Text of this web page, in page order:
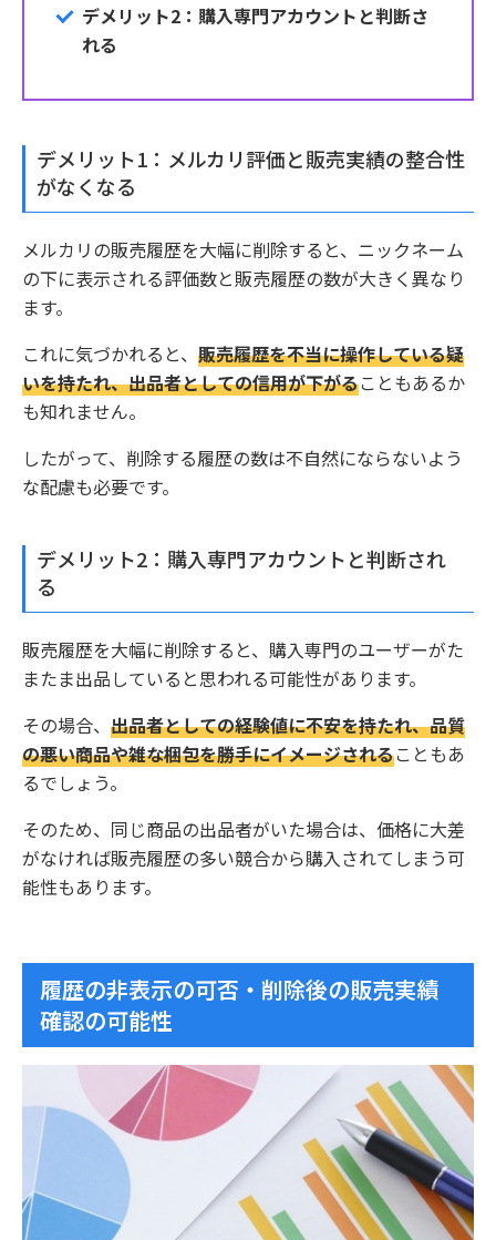
デメリット2：購入専門アカウントと判断さ
れる
デメリット1：メルカリ評価と販売実績の整合性
がなくなる
メルカリの販売履歴を大幅に削除すると、ニックネーム
の下に表示される評価数と販売履歴の数が大きく異なり
ます。
これに気づかれると、 販売履歴を不当に操作している疑
いを持たれ、出品者としての信用が下がることもあるか
も知れません。
したがって、削除する履歴の数は不自然にならないよう
な配慮も必要です。
デメリット2：購入専門アカウントと判断され
る
販売履歴を大幅に削除すると、購入専門のユーザーがた
またま出品していると思われる可能性があります。
その場合、 出品者としての経験値に不安を持たれ、品質
の悪い商品や雑な梱包を勝手にイメージされることもあ
るでしょう。
そのため、同じ商品の出品者がいた場合は、価格に大差
がなければ販売履歴の多い競合から購入されてしまう可
能性もあります。
履歴の非表示の可否・削除後の販売実績
確認の可能性